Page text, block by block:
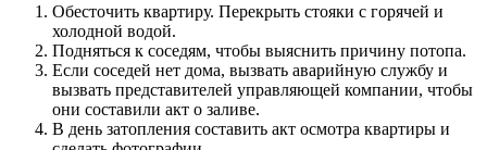
Обесточить квартиру. Перекрыть стояки с горячей и
холодной водой.
Подняться к соседям, чтобы выяснить причину потопа.
Если соседей нет дома, вызвать аварийную службу и
вызвать представителей управляющей компании, чтобы
они составили акт о заливе.
В день затопления составить акт осмотра квартиры и